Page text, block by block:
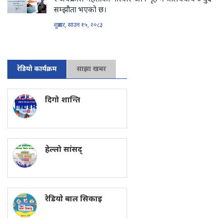
सम्झौता भएको छ।
शुक्रबार, साउन १५, २०८३
रेडियो कार्यक्रम साझा खबर
दिगो शान्ति
हेल्लो सांसद्
रेडियाे बाल सिकाइ